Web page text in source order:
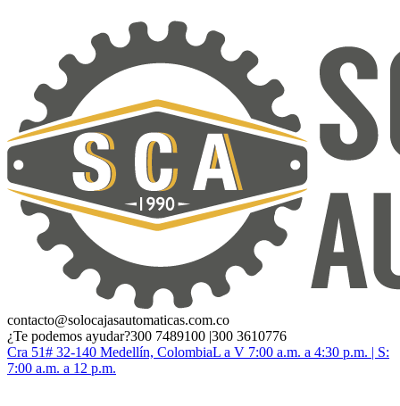
contacto@solocajasautomaticas.com.co
¿Te podemos ayudar?300 7489100 |300 3610776
Cra 51# 32-140 Medellín, ColombiaL a V 7:00 a.m. a 4:30 p.m. | S:
7:00 a.m. a 12 p.m.